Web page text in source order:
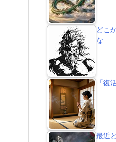
どこ
な
「復
最近